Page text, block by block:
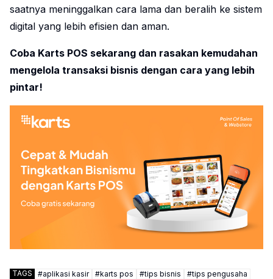
saatnya meninggalkan cara lama dan beralih ke sistem
digital yang lebih efisien dan aman.
Coba Karts POS sekarang dan rasakan kemudahan
mengelola transaksi bisnis dengan cara yang lebih
pintar!
TAGS #aplikasi kasir #karts pos #tips bisnis #tips pengusaha